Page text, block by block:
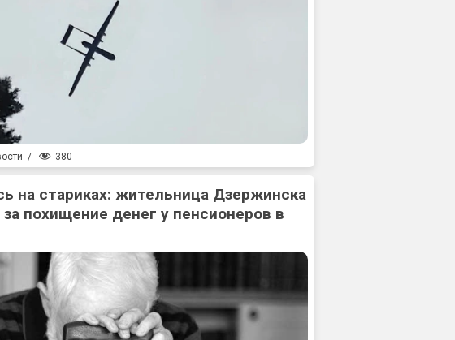
/ 380
на стариках: жительница Дзержинска
похищение денег у пенсионеров в